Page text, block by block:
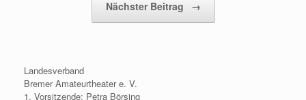
Nächster Beitrag →
Landesverband
Bremer Amateurtheater e. V.
1. Vorsitzende: Petra Börsing